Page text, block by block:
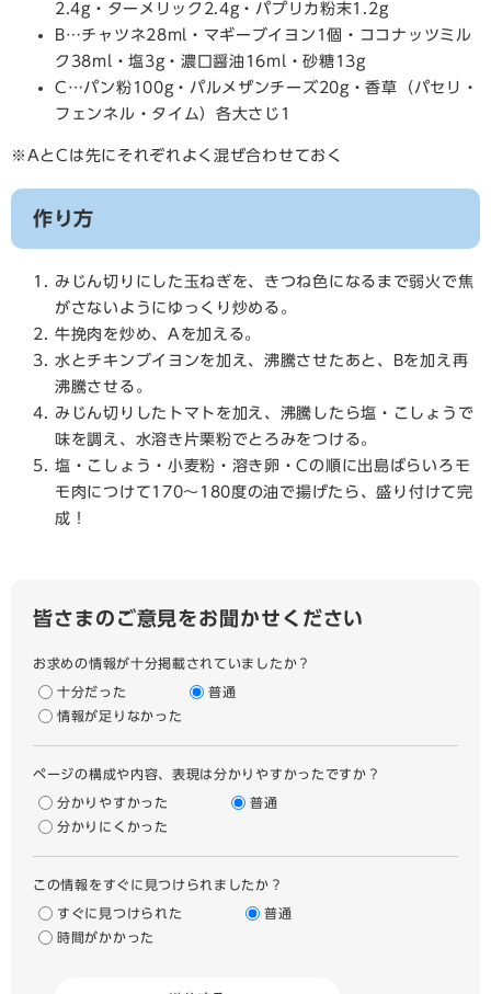
2.4g・ターメリック2.4g・パプリカ粉末1.2g
B…チャツネ28ml・マギーブイヨン1個・ココナッツミル
ク38ml・塩3g・濃口醤油16ml・砂糖13g
C…パン粉100g・パルメザンチーズ20g・香草（パセリ・
フェンネル・タイム）各大さじ1
※AとCは先にそれぞれよく混ぜ合わせておく
作り方
みじん切りにした玉ねぎを、きつね色になるまで弱火で焦
がさないようにゆっくり炒める。
牛挽肉を炒め、Aを加える。
水とチキンブイヨンを加え、沸騰させたあと、Bを加え再
沸騰させる。
みじん切りしたトマトを加え、沸騰したら塩・こしょうで
味を調え、水溶き片栗粉でとろみをつける。
塩・こしょう・小麦粉・溶き卵・Cの順に出島ばらいろモ
モ肉につけて170～180度の油で揚げたら、盛り付けて完
成！
皆さまのご意見をお聞かせください
お求めの情報が十分掲載されていましたか？
十分だった
普通
情報が足りなかった
ページの構成や内容、表現は分かりやすかったですか？
分かりやすかった
普通
分かりにくかった
この情報をすぐに見つけられましたか？
すぐに見つけられた
普通
時間がかかった